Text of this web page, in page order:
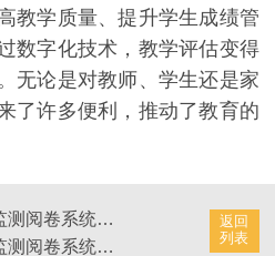
教学质量、提升学生成绩管
数字化技术，教学评估变得
无论是对教师、学生还是家
了许多便利，推动了教育的
返回
列表
高中生教学质量监测阅卷系统：数字化支持试卷批改准确性
高中生教学质量监测阅卷系统：数字化支持学生成绩记录